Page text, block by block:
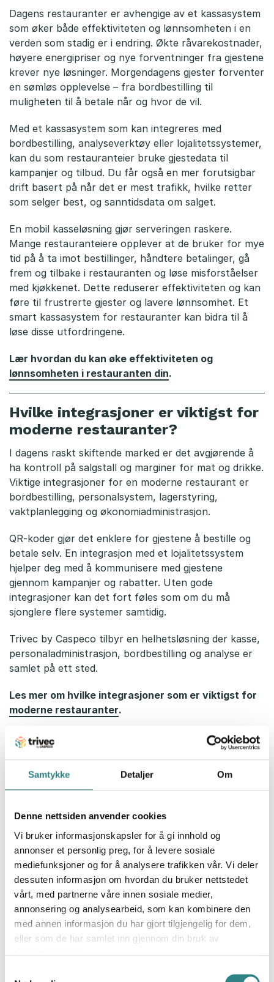
Samtykke Detaljer Om
Denne nettsiden anvender cookies
Vi bruker informasjonskapsler for å gi innhold og
annonser et personlig preg, for å levere sosiale
mediefunksjoner og for å analysere trafikken vår. Vi deler
dessuten informasjon om hvordan du bruker nettstedet
vårt, med partnerne våre innen sosiale medier,
annonsering og analysearbeid, som kan kombinere den
med annen informasjon du har gjort tilgjengelig for dem,
eller som de har samlet inn gjennom din bruk av
Dagens restauranter er avhengige av et kassasystem
som øker både effektiviteten og lønnsomheten i en
verden som stadig er i endring. Økte råvarekostnader,
høyere energipriser og nye forventninger fra gjestene
krever nye løsninger. Morgendagens gjester forventer
en sømløs opplevelse – fra bordbestilling til
muligheten til å betale når og hvor de vil.
Med et kassasystem som kan integreres med
bordbestilling, analyseverktøy eller lojalitetssystemer,
kan du som restauranteier bruke gjestedata til
kampanjer og tilbud. Du får også en mer forutsigbar
drift basert på når det er mest trafikk, hvilke retter
som selger best, og sanntidsdata om salget.
En mobil kasseløsning gjør serveringen raskere.
Mange restauranteiere opplever at de bruker for mye
tid på å ta imot bestillinger, håndtere betalinger, gå
frem og tilbake i restauranten og løse misforståelser
med kjøkkenet. Dette reduserer effektiviteten og kan
føre til frustrerte gjester og lavere lønnsomhet. Et
smart kassasystem for restauranter kan bidra til å
løse disse utfordringene.
Lær hvordan du kan øke effektiviteten og
lønnsomheten i restauranten din.
Hvilke integrasjoner er viktigst for
moderne restauranter?
I dagens raskt skiftende marked er det avgjørende å
ha kontroll på salgstall og marginer for mat og drikke.
Viktige integrasjoner for en moderne restaurant er
bordbestilling, personalsystem, lagerstyring,
vaktplanlegging og økonomiadministrasjon.
QR-koder gjør det enklere for gjestene å bestille og
betale selv. En integrasjon med et lojalitetssystem
hjelper deg med å kommunisere med gjestene
gjennom kampanjer og rabatter. Uten gode
integrasjoner kan det fort føles som om du må
sjonglere flere systemer samtidig.
Trivec by Caspeco tilbyr en helhetsløsning der kasse,
personaladministrasjon, bordbestilling og analyse er
samlet på ett sted.
Les mer om hvilke integrasjoner som er viktigst for
moderne restauranter.
Når bør du velge et mobilt
stasjonært kassasystem?
hva passer best for din virksomhet – et stasjonært
kassasystem, et mobilt kassasystem eller en
kombinasjon av begge?
Hvis kassasystemet ikke er tilpasset restaurantens
behov, kan det føre til ineffektiv drift, unødvendige
kostnader og frustrasjon blant de ansatte. Den riktige
løsningen kan gjøre serveringen raskere og forbedre
gjesteopplevelsen. En ekte vinn-vinn-situasjon!
fordelene med stasjonære og mobile kassasystemer –